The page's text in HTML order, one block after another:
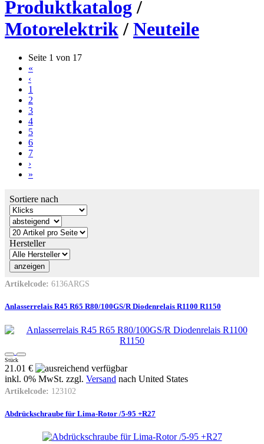
Produktkatalog /
Motorelektrik / Neuteile
Seite 1 von 17
«
‹
1
2
3
4
5
6
7
›
»
Sortiere nach
Hersteller
Artikelcode: 6136ARGS
Anlasserrelais R45 R65 R80/100GS/R Diodenrelais R1100 R1150
Stück
21.01 €
inkl. 0% MwSt. zzgl. Versand nach United States
Artikelcode: 123102
Abdrückschraube für Lima-Rotor /5-95 +R27